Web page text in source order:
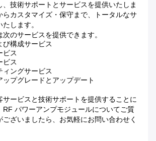
、技術サポートとサービスを提供いたしま
らカスタマイズ・保守まで、トータルなサ
します。
のサービスを提供できます。
び構成サービス
ビス
ビス
ィングサービス
ップグレードとアップデート
サービスと技術サポートを提供することに
RF パワーアンプモジュールについてご質
ございましたら、お気軽にお問い合わせく